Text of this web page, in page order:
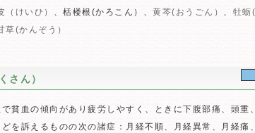
（けいひ） 、栝楼根(かろこん）、 黄芩(おうごん） 、 牡蛎
草(かんぞう）
さん）
貧血の傾向があり疲労しやすく、ときに下腹部痛、頭重
を訴えるものの次の諸症：月経不順、月経異常、月経痛